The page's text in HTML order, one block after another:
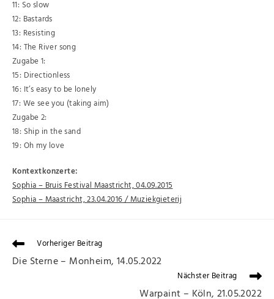
11: So slow
12: Bastards
13: Resisting
14: The River song
Zugabe 1:
15: Directionless
16: It’s easy to be lonely
17: We see you (taking aim)
Zugabe 2:
18: Ship in the sand
19: Oh my love
Kontextkonzerte:
Sophia – Bruis Festival Maastricht, 04.09.2015
Sophia – Maastricht, 23.04.2016 / Muziekgieterij
Vorheriger Beitrag
Die Sterne – Monheim, 14.05.2022
Nächster Beitrag
Warpaint – Köln, 21.05.2022